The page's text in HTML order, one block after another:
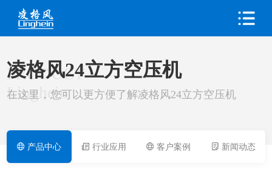
PRODUCT
Linghein
凌格风24立方空压机
在这里，您可以更方便了解凌格风24立方空压机
产品中心 行业应用 客户案例 新闻动态